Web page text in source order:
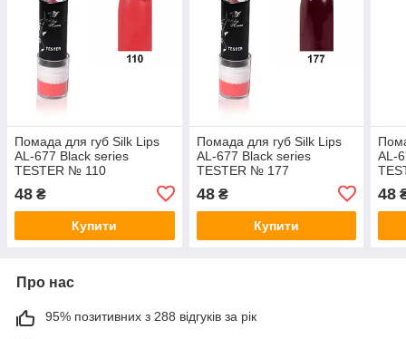
Помада для губ Silk Lips
AL-677 Black series
TESTER № 110
48 ₴
Купити
Помада для губ Silk Lips
AL-677 Black series
TESTER № 177
48₴
Купити
AL-
48
Про нас
95% позитивних з 288 відгуків за рік